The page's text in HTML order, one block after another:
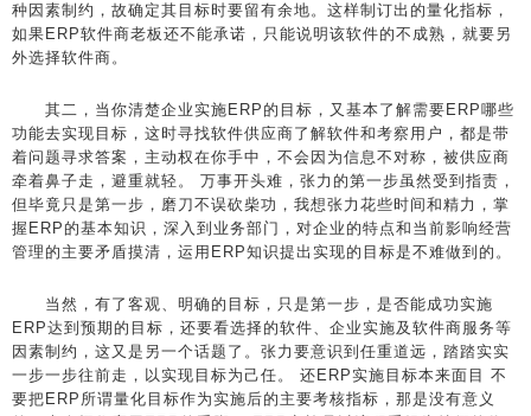
种因素制约，故确定其目标时要留有余地。这样制订出的量化指标，
如果ERP软件商老板还不能承诺，只能说明该软件的不成熟，就要另
外选择软件商。
其二，当你清楚企业实施ERP的目标，又基本了解需要ERP哪些
功能去实现目标，这时寻找软件供应商了解软件和考察用户，都是带
着问题寻求答案，主动权在你手中，不会因为信息不对称，被供应商
牵着鼻子走，避重就轻。 万事开头难，张力的第一步虽然受到指责，
但毕竟只是第一步，磨刀不误砍柴功，我想张力花些时间和精力，掌
握ERP的基本知识，深入到业务部门，对企业的特点和当前影响经营
管理的主要矛盾摸清，运用ERP知识提出实现的目标是不难做到的。
当然，有了客观、明确的目标，只是第一步，是否能成功实施
ERP达到预期的目标，还要看选择的软件、企业实施及软件商服务等
因素制约，这又是另一个话题了。张力要意识到任重道远，踏踏实实
一步一步往前走，以实现目标为己任。 还ERP实施目标本来面目 不
要把ERP所谓量化目标作为实施后的主要考核指标，那是没有意义